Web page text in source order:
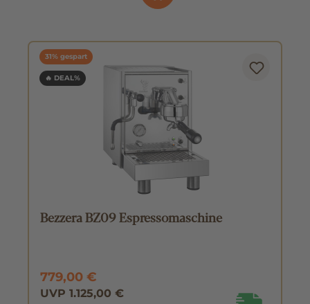
31% gespart
🔥 DEAL%
Bezzera BZ09 Espressomaschine
779,00 €
UVP 1.125,00 €